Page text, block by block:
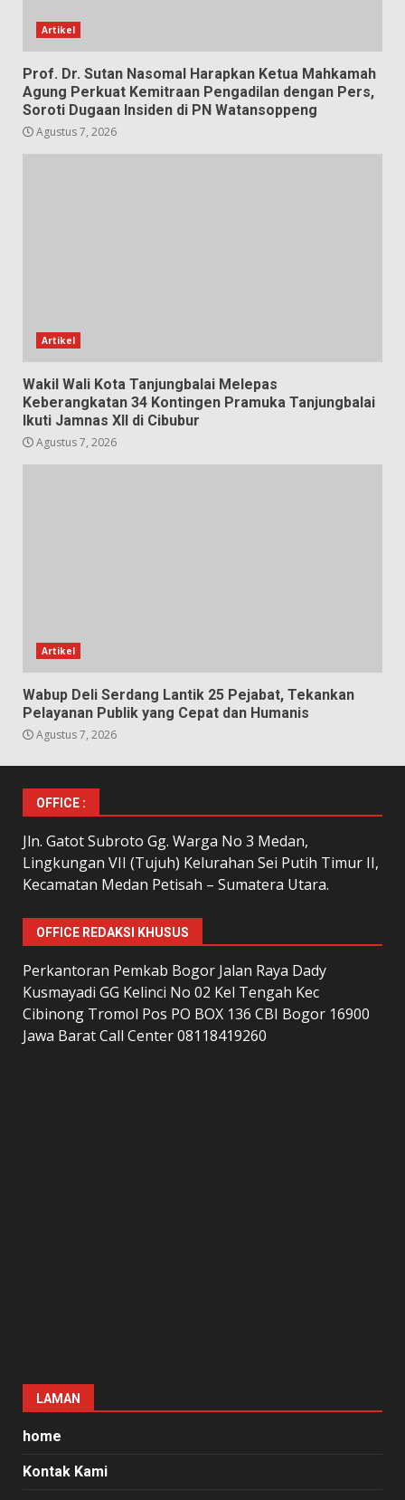
Artikel
Prof. Dr. Sutan Nasomal Harapkan Ketua Mahkamah
Agung Perkuat Kemitraan Pengadilan dengan Pers,
Soroti Dugaan Insiden di PN Watansoppeng
Agustus 7, 2026
Artikel
Wakil Wali Kota Tanjungbalai Melepas
Keberangkatan 34 Kontingen Pramuka Tanjungbalai
Ikuti Jamnas XII di Cibubur
Agustus 7, 2026
Artikel
Wabup Deli Serdang Lantik 25 Pejabat, Tekankan
Pelayanan Publik yang Cepat dan Humanis
Agustus 7, 2026
OFFICE :
Jln. Gatot Subroto Gg. Warga No 3 Medan,
Lingkungan VII (Tujuh) Kelurahan Sei Putih Timur II,
Kecamatan Medan Petisah – Sumatera Utara.
OFFICE REDAKSI KHUSUS
Perkantoran Pemkab Bogor Jalan Raya Dady
Kusmayadi GG Kelinci No 02 Kel Tengah Kec
Cibinong Tromol Pos PO BOX 136 CBI Bogor 16900
Jawa Barat Call Center 08118419260
LAMAN
home
Kontak Kami